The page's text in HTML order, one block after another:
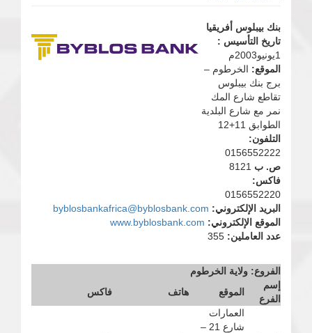
بنك بيبلوس أفريقيا
تاريخ التأسيس :
1يونيو2003م
الموقع: الخرطوم –
برج بنك بيبلوس
تقاطع شارع المك
نمر مع شارع البلدية
الطوابق 11+12
التلفون:
0156552222
ص. ب
فاكس:
0156552220
البريد الإلكتروني: byblosbankafrica@byblosbank.com
الموقع الإلكتروني: www.byblosbank.com
عدد العاملين:
الفروع: ولاية الخرطوم
إسم
الفرع
الموقع هاتف فاكس
العمارات
شارع 21 –